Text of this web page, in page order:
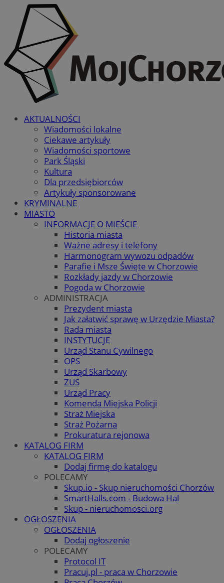
AKTUALNOŚCI
Wiadomości lokalne
Ciekawe artykuły
Wiadomości sportowe
Park Śląski
Kultura
Dla przedsiębiorców
Artykuły sponsorowane
KRYMINALNE
MIASTO
INFORMACJE O MIEŚCIE
Historia miasta
Ważne adresy i telefony
Harmonogram wywozu odpadów
Parafie i Msze Święte w Chorzowie
Rozkłady jazdy w Chorzowie
Pogoda w Chorzowie
ADMINISTRACJA
Prezydent miasta
Jak załatwić sprawę w Urzędzie Miasta?
Rada miasta
INSTYTUCJE
Urząd Stanu Cywilnego
OPS
Urząd Skarbowy
ZUS
Urząd Pracy
Komenda Miejska Policji
Straż Miejska
Straż Pożarna
Prokuratura rejonowa
KATALOG FIRM
KATALOG FIRM
Dodaj firmę do katalogu
POLECAMY
Skup.io - Skup nieruchomości Chorzów
SmartHalls.com - Budowa Hal
Skup - nieruchomosci.org
OGŁOSZENIA
OGŁOSZENIA
Dodaj ogłoszenie
POLECAMY
Protocol IT
Pracuj.pl - praca w Chorzowie